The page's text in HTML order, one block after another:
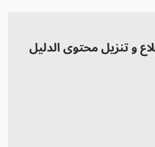
و تنزيل محتوى الدليل